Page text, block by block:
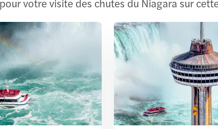
votre visite des chutes du Niagara sur